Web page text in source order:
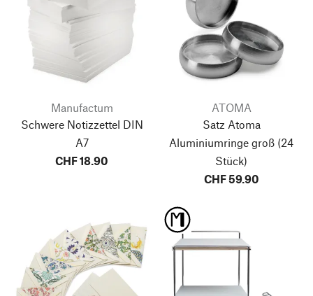
Manufactum
Schwere Notizzettel DIN
A7
CHF 18.90
ATOMA
Satz Atoma
Aluminiumringe groß (24
Stück)
CHF 59.90
Nach oben